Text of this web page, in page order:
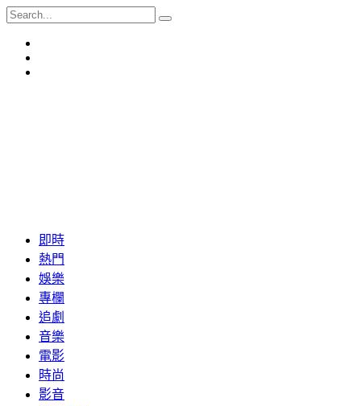
即時
熱門
娛樂
專欄
追劇
音樂
電影
時尚
影音